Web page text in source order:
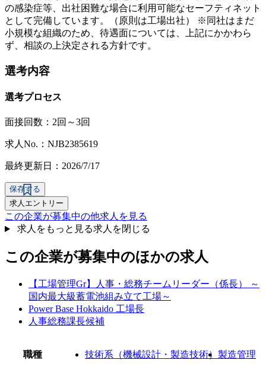
の感染症等、出社困難な場合に利用可能なセーフティネット
として完備しています。（原則は工場出社） ※同社はまだ
小規模な組織のため、待遇面については、上記にかかわら
ず、相談の上決定される方針です。
選考内容
選考プロセス
面接回数：2回～3回
求人No.：NJB2385619
最終更新日：2026/7/17
保存する
求人エントリー
この企業が募集中の他求人を見る
求人をもっと見る求人を閉じる
この企業が募集中のほかの求人
【工場管理Gr】人事・総務チームリーダー（係長） ～
国内最大級蓄電池組み立て工場～
Power Base Hokkaido 工場長
人事総務課長候補
職種 技術系（機械設計・製造技術） 製造管理